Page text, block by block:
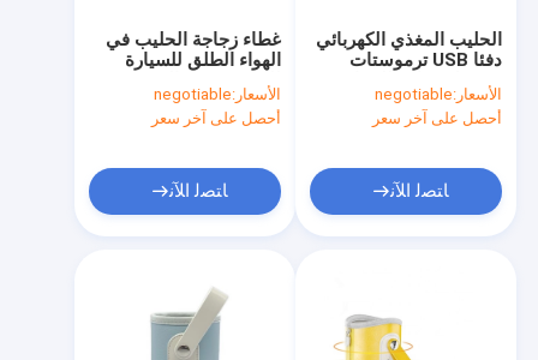
غطاء زجاجة الحليب في
الهواء الطلق للسيارة
للسفر خفيف الوزن
تصميم فيلكرو سريع
التسخين
الأسعار:negotiable
أحصل على آخر سعر
ﺎﺘﺼﻟ ﺍﻶﻧ
الحليب المغذي الكهربائي
دفئا USB ترموستات
℃
الأسعار:negotiable
أحصل على آخر سعر
ﺎﺘﺼﻟ ﺍﻶﻧ